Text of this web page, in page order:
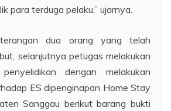
para terduga pelaku,” ujarnya.
dua orang yang telah
selanjutnya petugas melakukan
dengan melakukan
ES dipenginapan Home Stay
Sanggau berikut barang bukti